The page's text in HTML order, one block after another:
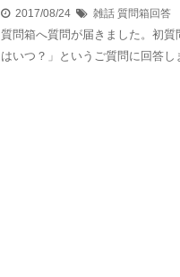
2017/08/24 雑話 質問箱回答
質問箱へ質問が届きました。初
はいつ？」というご質問に回答し